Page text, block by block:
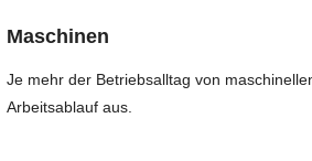
Maschinen
Je mehr der Betriebsalltag von
Arbeitsablauf aus.